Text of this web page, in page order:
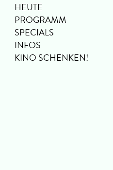
HEUTE
PROGRAMM
SPECIALS
INFOS
KINO SCHENKEN!